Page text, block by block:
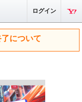
ログイン
について